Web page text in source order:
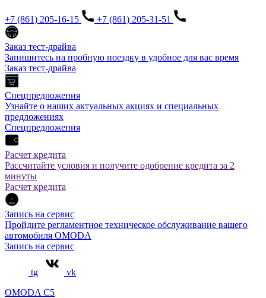
+7 (861) 205-16-15 +7 (861) 205-31-51
Заказ тест-драйва
Запишитесь на пробную поездку в удобное для вас время
Заказ тест-драйва
Спецпредложения
Узнайте о наших актуальных акциях и специальных
предложениях
Спецпредложения
Расчет кредита
Рассчитайте условия и получите одобрение кредита за 2
минуты
Расчет кредита
Запись на сервис
Пройдите регламентное техническое обслуживание вашего
автомобиля OMODA
Запись на сервис
tg
vk
OMODA C5